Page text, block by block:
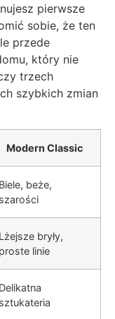
pierwsze
sobie, że ten
przede
który nie
trzech
szybkich zmian
Modern Classic
Biele, beże,
szarości
Lżejsze bryły,
proste linie
Delikatna
sztukateria